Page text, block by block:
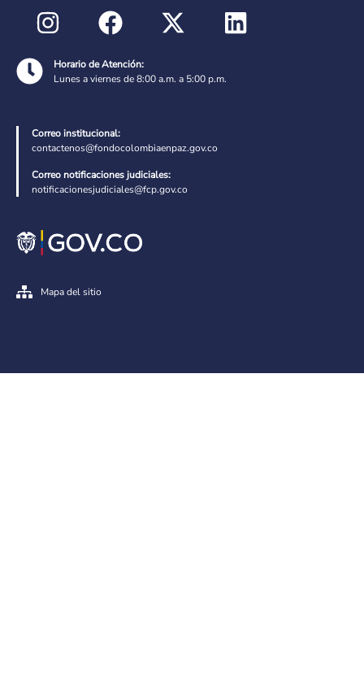
Horario de Atención:
Lunes a viernes de 8:00 a.m. a 5:00 p.m.
Correo institucional:
contactenos@fondocolombiaenpaz.gov.co
Correo notificaciones judiciales:
notificacionesjudiciales@fcp.gov.co
Mapa del sitio